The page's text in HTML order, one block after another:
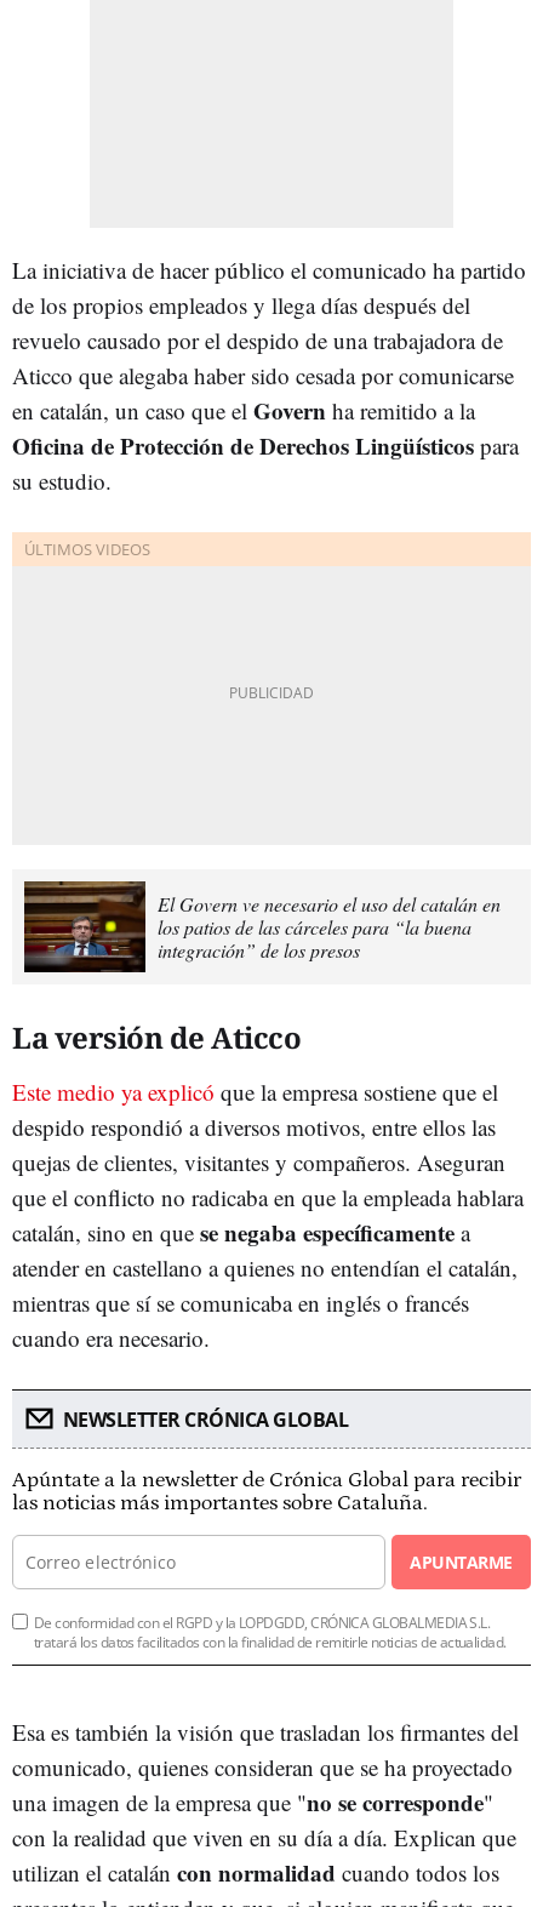
La iniciativa de hacer público el comunicado ha partido
de los propios empleados y llega días después del
revuelo causado por el despido de una trabajadora de
Aticco que alegaba haber sido cesada por comunicarse
en catalán, un caso que el Govern ha remitido a la
Oficina de Protección de Derechos Lingüísticos para
su estudio.
El Govern ve necesario el uso del catalán en
los patios de las cárceles para “la buena
integración” de los presos
La versión de Aticco
Este medio ya explicó que la empresa sostiene que el
despido respondió a diversos motivos, entre ellos las
quejas de clientes, visitantes y compañeros. Aseguran
que el conflicto no radicaba en que la empleada hablara
catalán, sino en que se negaba específicamente a
atender en castellano a quienes no entendían el catalán,
mientras que sí se comunicaba en inglés o francés
cuando era necesario.
NEWSLETTER CRÓNICA GLOBAL
Apúntate a la newsletter de Crónica Global para recibir
las noticias más importantes sobre Cataluña.
APUNTARME
De conformidad con el RGPD y la LOPDGDD, CRÓNICA GLOBALMEDIA S.L.
tratará los datos facilitados con la finalidad de remitirle noticias de actualidad.
Esa es también la visión que trasladan los firmantes del
comunicado, quienes consideran que se ha proyectado
una imagen de la empresa que "no se corresponde"
con la realidad que viven en su día a día. Explican que
utilizan el catalán con normalidad cuando todos los